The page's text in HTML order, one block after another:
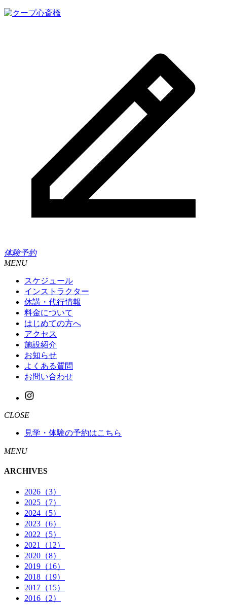
体験予約
MENU
スケジュール
インストラクター
休講・代行情報
料金について
はじめての方へ
アクセス
施設紹介
お知らせ
よくある質問
お問い合わせ
CLOSE
見学・体験の予約はこちら
MENU
ARCHIVES
2026（3）
2025（7）
2024（5）
2023（6）
2022（5）
2021（12）
2020（8）
2019（16）
2018（19）
2017（15）
2016（2）